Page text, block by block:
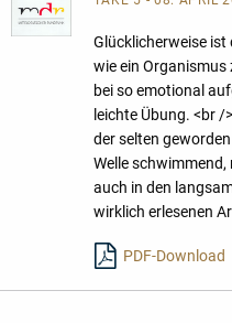
Glücklicherweise ist
wie ein Organismus
bei so emotional
leichte Übung. <br /
der selten
Welle
auch in den
wirklich erlesenen
PDF-Download